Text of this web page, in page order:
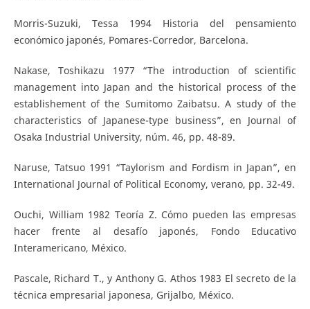
Morris-Suzuki, Tessa 1994 Historia del pensamiento
económico japonés, Pomares-Corredor, Barcelona.
Nakase, Toshikazu 1977 “The introduction of scientific
management into Japan and the historical process of the
establishement of the Sumitomo Zaibatsu. A study of the
characteristics of Japanese-type business”, en Journal of
Osaka Industrial University, núm. 46, pp. 48-89.
Naruse, Tatsuo 1991 “Taylorism and Fordism in Japan”, en
International Journal of Political Economy, verano, pp. 32-49.
Ouchi, William 1982 Teoría Z. Cómo pueden las empresas
hacer frente al desafío japonés, Fondo Educativo
Interamericano, México.
Pascale, Richard T., y Anthony G. Athos 1983 El secreto de la
técnica empresarial japonesa, Grijalbo, México.